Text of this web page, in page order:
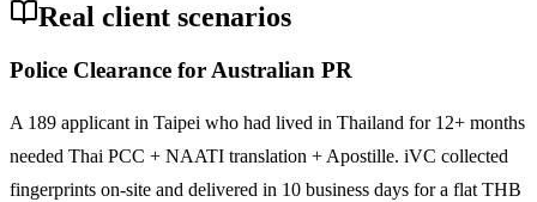
Real client scenarios
Police Clearance for Australian PR
A 189 applicant in Taipei who had lived in Thailand for 12+ months
needed Thai PCC + NAATI translation + Apostille. iVC collected
fingerprints on-site and delivered in 10 business days for a flat THB